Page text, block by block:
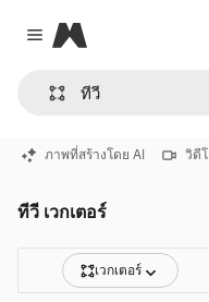
Close menu
Magnific
ภาพที่สร้างโดย AI วิดี
ทีวี เวกเตอร์
เวกเตอร์